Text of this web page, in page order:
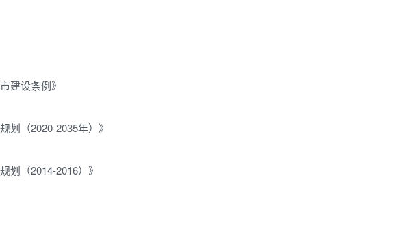
建设条例》
划（2020-2035年）》
划（2014-2016）》